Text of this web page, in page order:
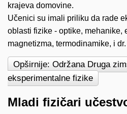
krajeva domovine.
Učenici su imali priliku da rade
oblasti fizike - optike, mehanike,
magnetizma, termodinamike, i dr.
Opširnije: Održana Druga
eksperimentalne fizike
Mladi fizičari